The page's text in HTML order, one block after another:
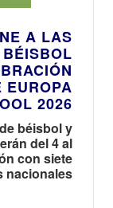
A LAS
EUROPA
2026
béisbol y
del 4 al
con siete
nacionales